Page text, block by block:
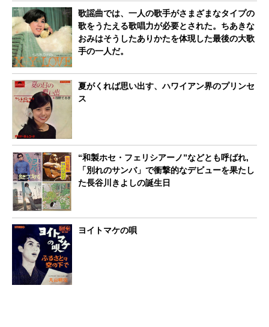
歌謡曲では、一人の歌手がさまざまなタイプの
歌をうたえる歌唱力が必要とされた。ちあきな
おみはそうしたありかたを体現した最後の大歌
手の一人だ。
夏がくれば思い出す、ハワイアン界のプリンセ
ス
“和製ホセ・フェリシアーノ”などとも呼ばれ,
「別れのサンバ」で衝撃的なデビューを果たし
た長谷川きよしの誕生日
ヨイトマケの唄